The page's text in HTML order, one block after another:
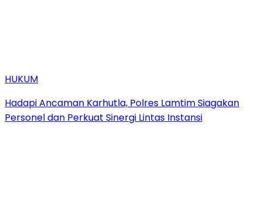
HUKUM
Hadapi Ancaman Karhutla, Polres Lamtim Siagakan
Personel dan Perkuat Sinergi Lintas Instansi